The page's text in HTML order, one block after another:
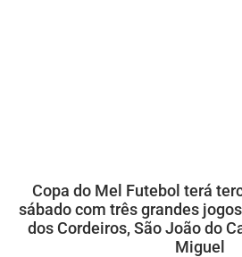
Copa do Mel Futebol terá
sábado com três grandes
dos Cordeiros, São João do
Miguel